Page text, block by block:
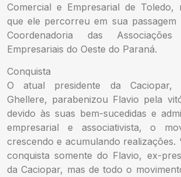
Comercial e Empresarial de Toledo,
que ele percorreu em sua passagem
Coordenadoria das
Empresariais do Oeste do Paraná.
Conquista
O atual presidente da Caciopar,
Ghellere, parabenizou Flavio pela
devido às suas bem-sucedidas e
empresarial e associativista, o
crescendo e acumulando realizações.
conquista somente do Flavio, ex-
da Caciopar, mas de todo o